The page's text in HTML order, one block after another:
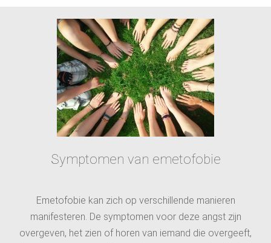
Symptomen van emetofobie
Emetofobie kan zich op verschillende manieren
manifesteren. De symptomen voor deze angst zijn
overgeven, het zien of horen van iemand die overgeeft,